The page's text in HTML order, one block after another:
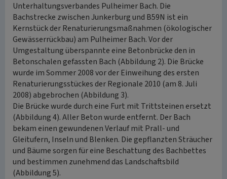
Unterhaltungsverbandes Pulheimer Bach. Die
Bachstrecke zwischen Junkerburg und B59N ist ein
Kernstück der Renaturierungsmaßnahmen (ökologischer
Gewässerrückbau) am Pulheimer Bach. Vor der
Umgestaltung überspannte eine Betonbrücke den in
Betonschalen gefassten Bach (Abbildung 2). Die Brücke
wurde im Sommer 2008 vor der Einweihung des ersten
Renaturierungsstückes der Regionale 2010 (am 8. Juli
2008) abgebrochen (Abbildung 3).
Die Brücke wurde durch eine Furt mit Trittsteinen ersetzt
(Abbildung 4). Aller Beton wurde entfernt. Der Bach
bekam einen gewundenen Verlauf mit Prall- und
Gleitufern, Inseln und Blenken. Die gepflanzten Sträucher
und Bäume sorgen für eine Beschattung des Bachbettes
und bestimmen zunehmend das Landschaftsbild
(Abbildung 5).